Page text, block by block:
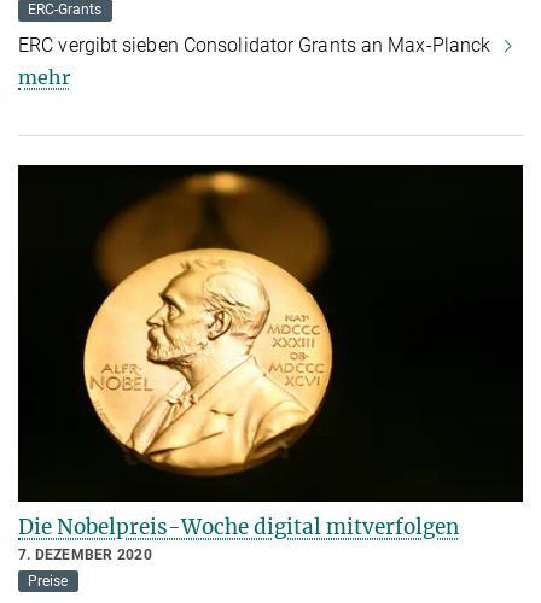
ERC-Grants
ERC vergibt sieben Consolidator Grants an Max-Planck
mehr
Die Nobelpreis-Woche digital mitverfolgen
7. DEZEMBER 2020
Preise